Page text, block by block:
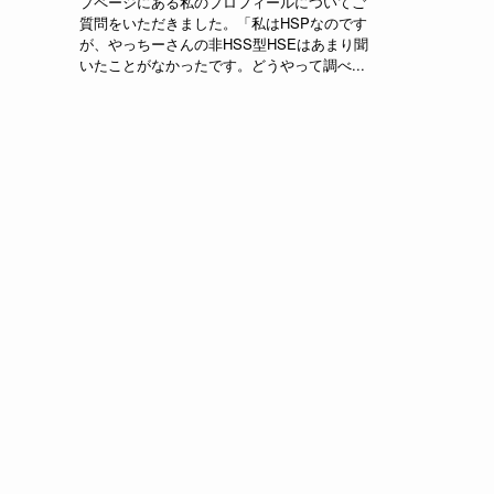
質問をいただきました。「私はHSPなのです
が、やっちーさんの非HSS型HSEはあまり聞
いたことがなかったです。どうやって調べ...